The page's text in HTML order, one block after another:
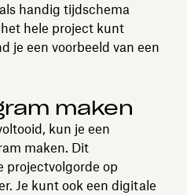
handig tijdschema
hele project kunt
je een voorbeeld van een
maken
kun je een
maken. Dit
projectvolgorde op
Je kunt ook een digitale